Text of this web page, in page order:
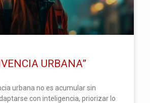
URBANA”
urbana no es acumular sin
con inteligencia, priorizar lo